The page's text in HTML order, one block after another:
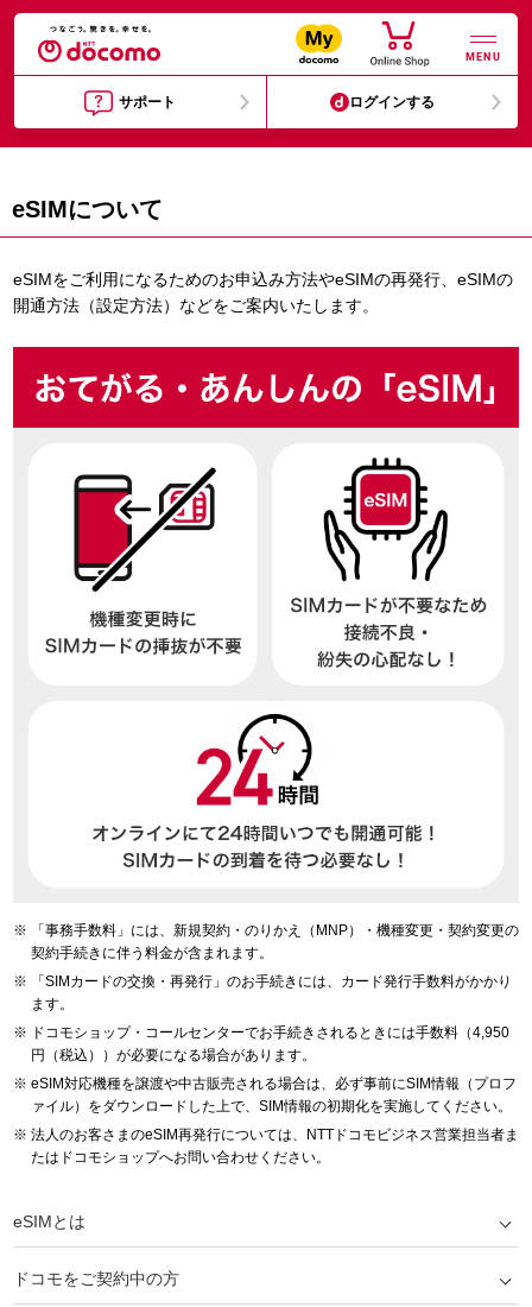
MENU
サポート ログインする
eSIMについて
eSIMをご利用になるためのお申込み方法やeSIMの再発行、eSIMの
開通方法（設定方法）などをご案内いたします。
「事務手数料」には、新規契約・のりかえ（MNP）・機種変更・契約変更の
契約手続きに伴う料金が含まれます。
「SIMカードの交換・再発行」のお手続きには、カード発行手数料がかかり
ます。
ドコモショップ・コールセンターでお手続きされるときには手数料（4,950
円（税込））が必要になる場合があります。
eSIM対応機種を譲渡や中古販売される場合は、必ず事前にSIM情報（プロフ
ァイル）をダウンロードした上で、SIM情報の初期化を実施してください。
法人のお客さまのeSIM再発行については、NTTドコモビジネス営業担当者ま
たはドコモショップへお問い合わせください。
eSIMとは
ドコモをご契約中の方